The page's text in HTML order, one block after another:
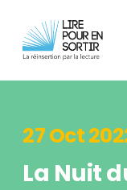
27 Oct
La Nuit